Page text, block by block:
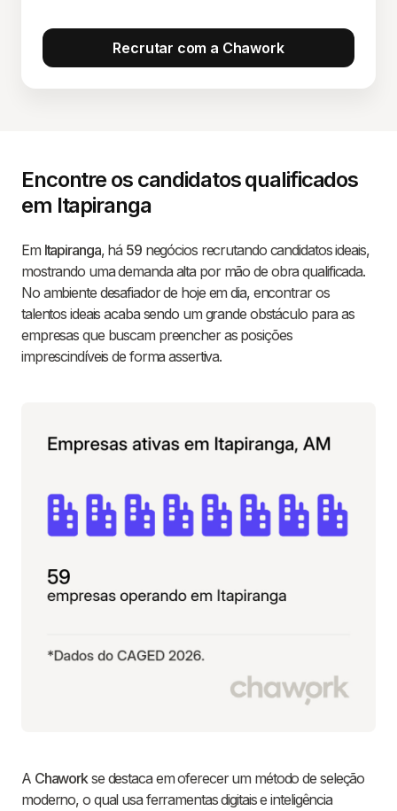
Recrutar com a Chawork
Encontre os candidatos qualificados
em Itapiranga
Em Itapiranga, há 59negócios recrutando candidatos ideais,
mostrando uma demanda alta por mão de obra qualificada.
No ambiente desafiador de hoje em dia, encontrar os
talentos ideais acaba sendo um grande obstáculo para as
empresas que buscam preencher as posições
imprescindíveis de forma assertiva.
A Chaworkse destaca em oferecer um método de seleção
moderno, o qual usa ferramentas digitais e inteligência